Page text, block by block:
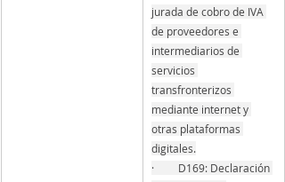
jurada de cobro de IVA
de proveedores e
intermediarios de
servicios
transfronterizos
mediante internet y
otras plataformas
digitales.
·         D169: Declaración